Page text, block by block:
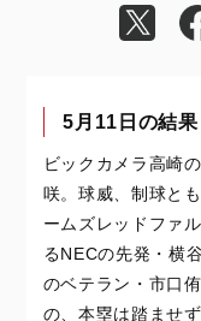
5月11日の結果
ビックカメラ高崎
咲。球威、制球と
ームズレッドファ
るNECの先発・横
のベテラン・市口
の、本塁は踏ませ